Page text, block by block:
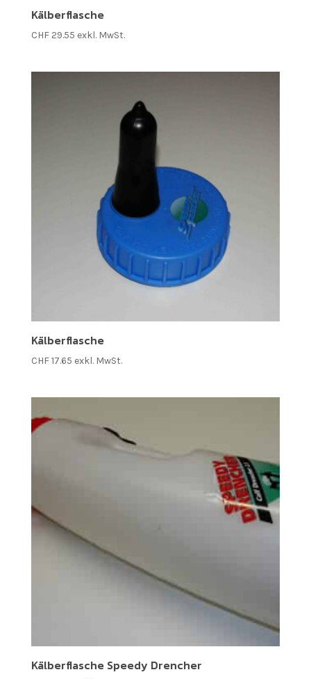
Kälberflasche
CHF29.55 exkl. MwSt.
Kälberflasche
CHF17.65 exkl. MwSt.
Kälberflasche Speedy Drencher